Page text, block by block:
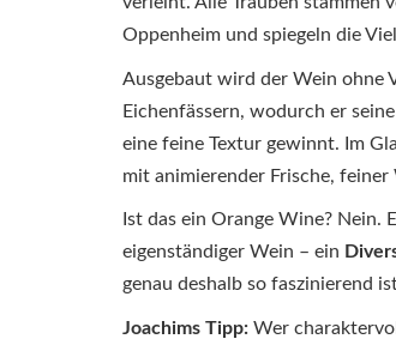
Oppenheim und spiegeln die
Ausgebaut wird der Wein ohne
Eichenfässern, wodurch er
eine feine Textur gewinnt. Im
mit animierender Frische,
Ist das ein Orange Wine? Nein.
eigenständiger Wein – ein
genau deshalb so faszinierend
Joachims Tipp: Wer